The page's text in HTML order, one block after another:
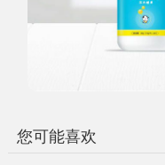
您可能喜欢